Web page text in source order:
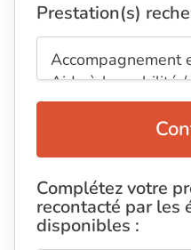
Prestation(s)
Complétez votre
recontacté par les
disponibles :